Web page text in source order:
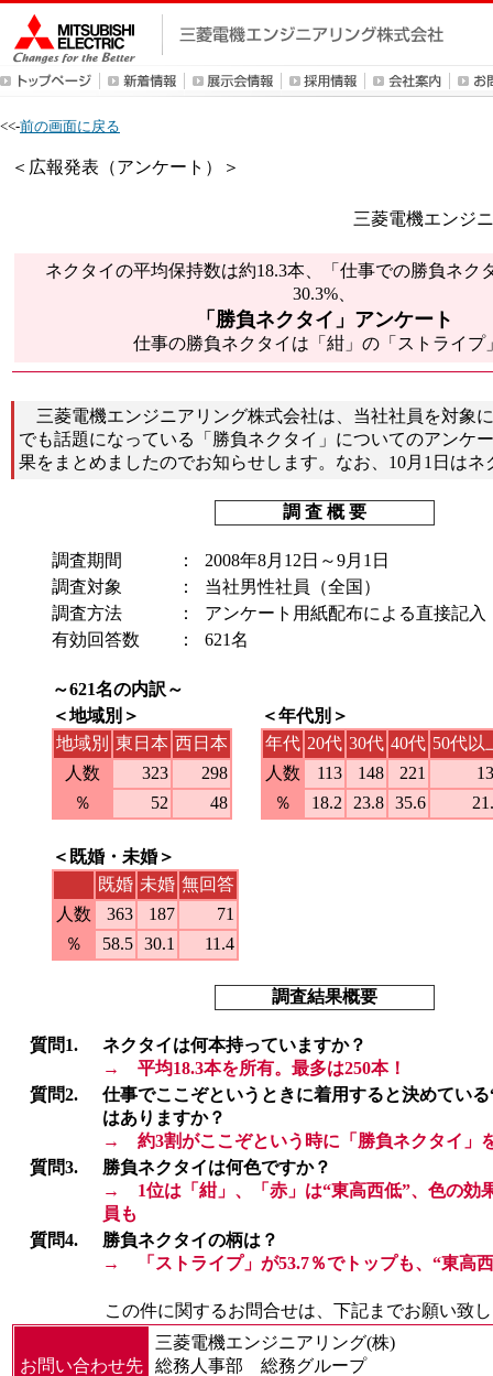
<<-前の画面に戻る
＜広報発表（アンケート）＞
三菱電機エンジ
ネクタイの平均保持数は約18.3本、「仕事での勝負ネク
30.3%、
「勝負ネクタイ」アンケート
仕事の勝負ネクタイは「紺」の「ストライプ
三菱電機エンジニアリング株式会社は、当社社員を対象
でも話題になっている「勝負ネクタイ」についてのアンケ
果をまとめましたのでお知らせします。なお、10月1日はネ
調 査 概 要
調査期間 ：
2008年8月12日～9月1日
調査対象
：
当社男性社員（全国）
調査方法
：
アンケート用紙配布による直接記入
有効回答数
： 621名
～621名の内訳～
＜地域別＞
地域別 東日本 西日本
人数
323
298
％
52 48
＜年代別＞
年代 20代 30代 40代 50代以
人数
113 148 221
％
18.2 23.8 35.6
＜既婚・未婚＞
既婚 未婚 無回答
人数
363 187
71
％
58.5 30.1 11.4
調査結果概要
質問1.
ネクタイは何本持っていますか？
→ 平均18.3本を所有。最多は250本！
質問2.
仕事でここぞというときに着用すると決めてい
はありますか？
→ 約3割がここぞという時に「勝負ネクタイ」
質問3.
勝負ネクタイは何色ですか？
→ 1位は「紺」、「赤」は“東高西低”、色の効
員も
質問4.
勝負ネクタイの柄は？
→ 「ストライプ」が53.7％でトップも、“東高
この件に関するお問合せは、下記までお願い致
お問い合わせ先
三菱電機エンジニアリング(株)
総務人事部 総務グループ